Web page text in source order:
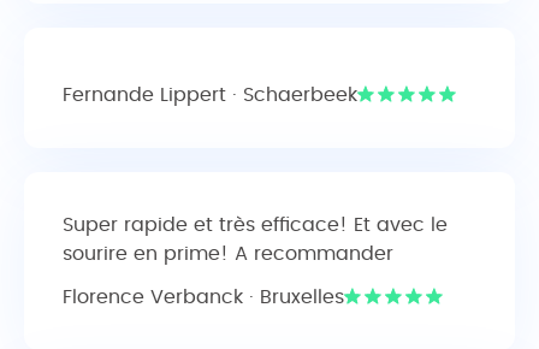
Fernande Lippert · Schaerbeek
Super rapide et très efficace! Et avec le
sourire en prime! A recommander
Florence Verbanck · Bruxelles